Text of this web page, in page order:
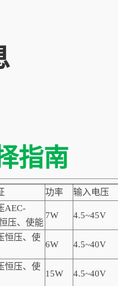
指南
功率 输入电压
AEC-
压、使能
7W 4.5~45V
恒压、使
6W 4.5~40V
恒压、使
15W 4.5~40V